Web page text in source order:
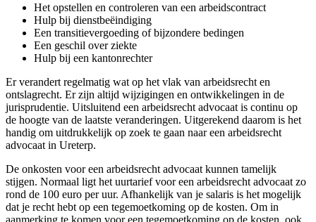
Het opstellen en controleren van een arbeidscontract
Hulp bij dienstbeëindiging
Een transitievergoeding of bijzondere bedingen
Een geschil over ziekte
Hulp bij een kantonrechter
Er verandert regelmatig wat op het vlak van arbeidsrecht en
ontslagrecht. Er zijn altijd wijzigingen en ontwikkelingen in de
jurisprudentie. Uitsluitend een arbeidsrecht advocaat is continu op
de hoogte van de laatste veranderingen. Uitgerekend daarom is het
handig om uitdrukkelijk op zoek te gaan naar een arbeidsrecht
advocaat in Ureterp.
De onkosten voor een arbeidsrecht advocaat kunnen tamelijk
stijgen. Normaal ligt het uurtarief voor een arbeidsrecht advocaat zo
rond de 100 euro per uur. Afhankelijk van je salaris is het mogelijk
dat je recht hebt op een tegemoetkoming op de kosten. Om in
aanmerking te komen voor een tegemoetkoming op de kosten, ook